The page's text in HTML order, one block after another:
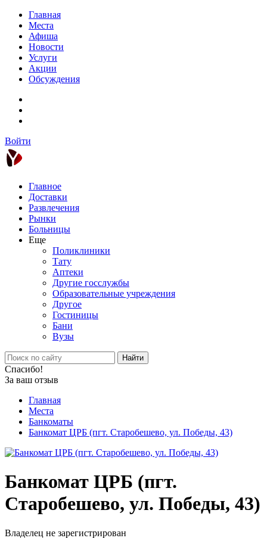
Главная
Места
Афиша
Новости
Услуги
Акции
Обсуждения
Войти
Главное
Доставки
Развлечения
Рынки
Больницы
Еще
Поликлиники
Тату
Аптеки
Другие госслужбы
Образовательные учреждения
Другое
Гостиницы
Бани
Вузы
Найти
Спасибо!
За ваш отзыв
Главная
Места
Банкоматы
Банкомат ЦРБ (пгт. Старобешево, ул. Победы, 43)
Банкомат ЦРБ (пгт.
Старобешево, ул. Победы, 43)
Владелец не зарегистрирован